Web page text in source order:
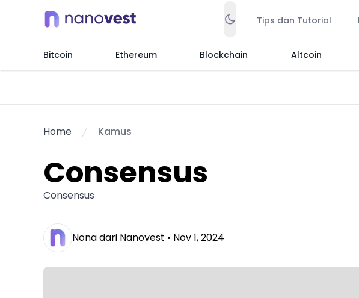
Tips dan Tutorial
Bitcoin Ethereum Blockchain Altcoin
Home Kamus
Consensus
Consensus
Nona dari Nanovest • Nov 1, 2024